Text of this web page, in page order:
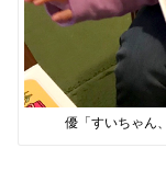
優「すいちゃん